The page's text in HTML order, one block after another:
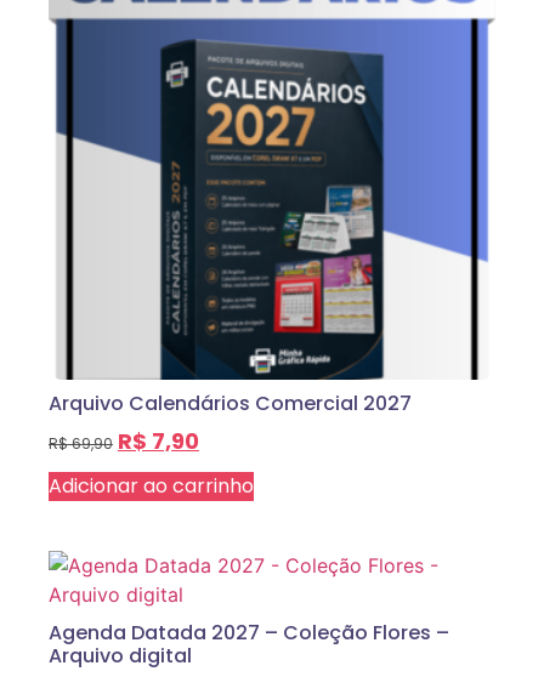
Arquivo Calendários Comercial 2027
R$69,90 R$ 7,90
Adicionar ao carrinho
Agenda Datada 2027 – Coleção Flores –
Arquivo digital